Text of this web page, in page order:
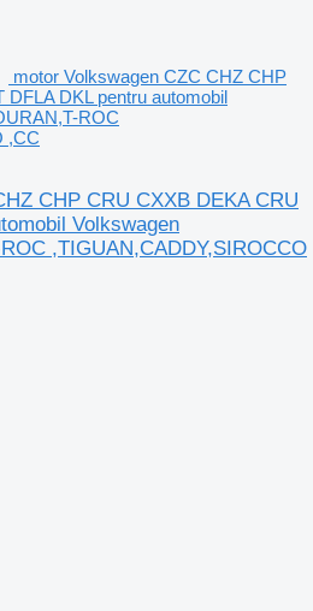
motor Volkswagen CZC CHZ CHP
DKL pentru automobil
ROC
,CC
CHP CRU CXXB DEKA CRU
Volkswagen
,TIGUAN,CADDY,SIROCCO